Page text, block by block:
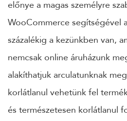
előnye a magas személyre
WooCommerce segítségével
százalékig a kezünkben van,
nemcsak online áruházunk
alakíthatjuk arculatunknak
korlátlanul vehetünk fel
és természetesen korlátlanul